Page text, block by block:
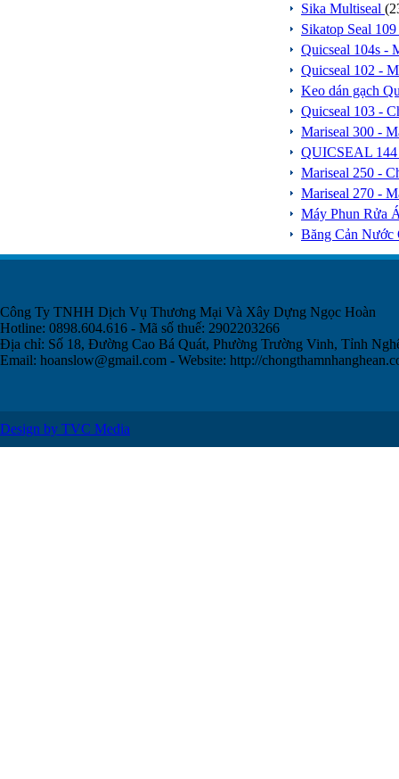
Sika Multiseal
Sikatop Seal 109
Quicseal 104s -
Quicseal 102 -
Keo dán gạch
Quicseal 103 -
Mariseal 300 -
QUICSEAL 144
Mariseal 250 -
Mariseal 270 -
Máy Phun Rửa
Băng Cản Nước
Công Ty TNHH Dịch Vụ Thương Mại Và Xây Dựng Ngọc Hoàn
Hotline: 0898.604.616 - Mã số thuế: 2902203266
Địa chỉ: Số 18, Đường Cao Bá Quát, Phường Trường Vinh, Tỉnh
Email: hoanslow@gmail.com - Website: http://
Design by TVC Media